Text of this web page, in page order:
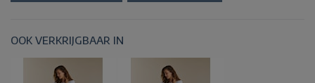
OOK VERKRIJGBAAR IN